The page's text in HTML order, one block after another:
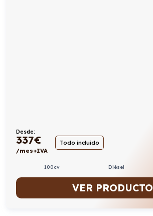
Desde:
337€
/mes+IVA
Todo incluido
100cv Diésel
VER PRODUCTO